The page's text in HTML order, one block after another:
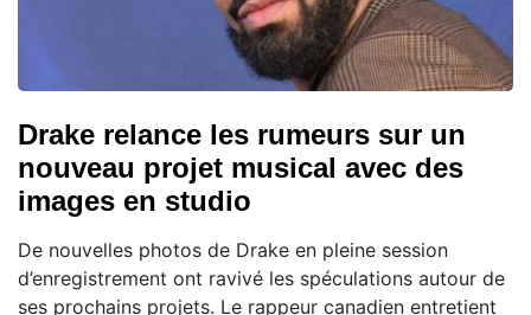
Drake relance les rumeurs sur un
nouveau projet musical avec des
images en studio
De nouvelles photos de Drake en pleine session
d’enregistrement ont ravivé les spéculations autour de
ses prochains projets. Le rappeur canadien entretient